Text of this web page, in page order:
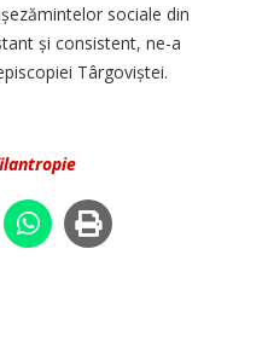
sociale din
și consistent, ne-a
Târgoviștei.